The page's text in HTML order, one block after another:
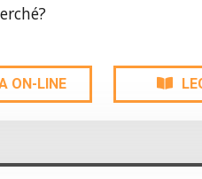
ON-LINE